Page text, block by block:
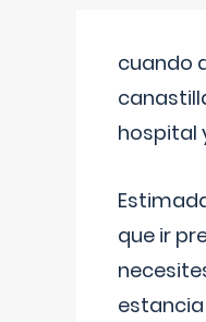
cuando
hospital
que ir